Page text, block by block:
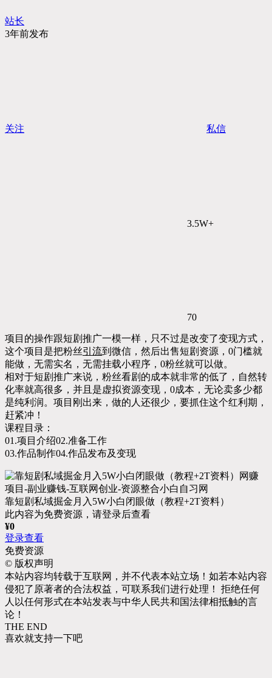
站长
3年前发布
关注 私信
3.5W+
70
项目的操作跟短剧推广一模一样，只不过是改变了变现方式，
这个项目是把粉丝引流到微信，然后出售短剧资源，0门槛就
能做，无需实名，无需挂载小程序，0粉丝就可以做。
相对于短剧推广来说，粉丝看剧的成本就非常的低了，自然转
化率就高很多，并且是虚拟资源变现，0成本，无论卖多少都
是纯利润。项目刚出来，做的人还很少，要抓住这个红利期，
赶紧冲！
课程目录：
01.项目介绍02.准备工作
03.作品制作04.作品发布及变现
靠短剧私域掘金月入5W小白闭眼做（教程+2T资料）
此内容为免费资源，请登录后查看
¥0
登录查看
免费资源
© 版权声明
本站内容均转载于互联网，并不代表本站立场！如若本站内容
侵犯了原著者的合法权益，可联系我们进行处理！ 拒绝任何
人以任何形式在本站发表与中华人民共和国法律相抵触的言
论！
THE END
喜欢就支持一下吧